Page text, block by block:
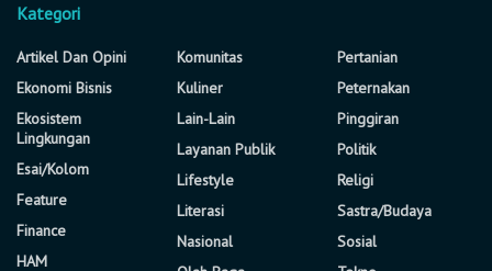
Kategori
Artikel Dan Opini
Ekonomi Bisnis
Ekosistem
Lingkungan
Esai/Kolom
Feature
Finance
HAM
Komunitas
Kuliner
Lain-Lain
Layanan Publik
Lifestyle
Literasi
Nasional
Pertanian
Peternakan
Pinggiran
Politik
Religi
Sastra/Budaya
Sosial